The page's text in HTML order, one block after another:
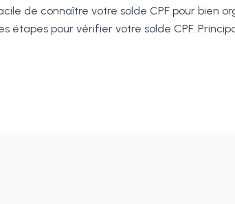
de connaître votre solde CPF pour bien
étapes pour vérifier votre solde CPF.